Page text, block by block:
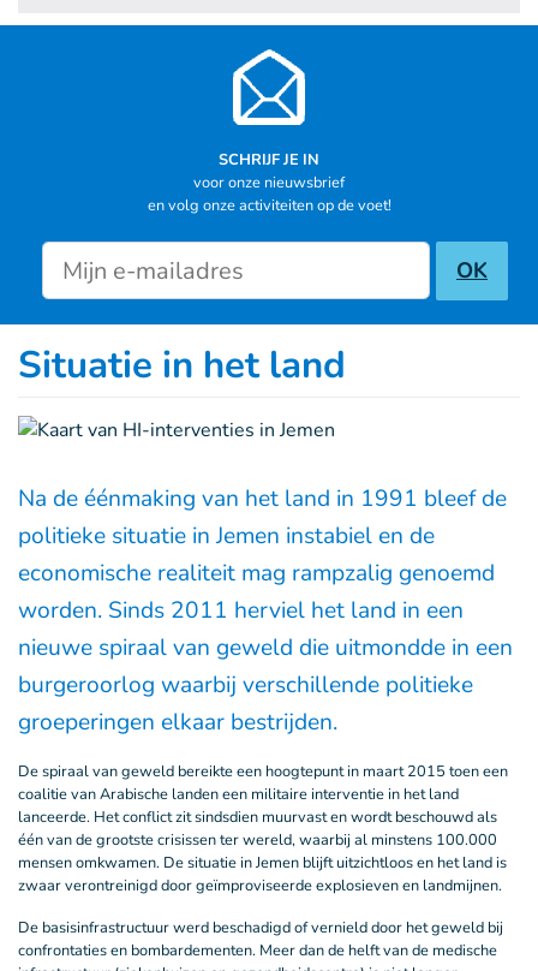
SCHRIJF JE IN
voor onze nieuwsbrief
en volg onze activiteiten op de voet!
Newsletter inscription
OK
Situatie in het land
Na de éénmaking van het land in 1991 bleef de
politieke situatie in Jemen instabiel en de
economische realiteit mag rampzalig genoemd
worden. Sinds 2011 herviel het land in een
nieuwe spiraal van geweld die uitmondde in een
burgeroorlog waarbij verschillende politieke
groeperingen elkaar bestrijden.
De spiraal van geweld bereikte een hoogtepunt in maart 2015 toen een
coalitie van Arabische landen een militaire interventie in het land
lanceerde. Het conflict zit sindsdien muurvast en wordt beschouwd als
één van de grootste crisissen ter wereld, waarbij al minstens 100.000
mensen omkwamen. De situatie in Jemen blijft uitzichtloos en het land is
zwaar verontreinigd door geïmproviseerde explosieven en landmijnen.
De basisinfrastructuur werd beschadigd of vernield door het geweld bij
confrontaties en bombardementen. Meer dan de helft van de medische